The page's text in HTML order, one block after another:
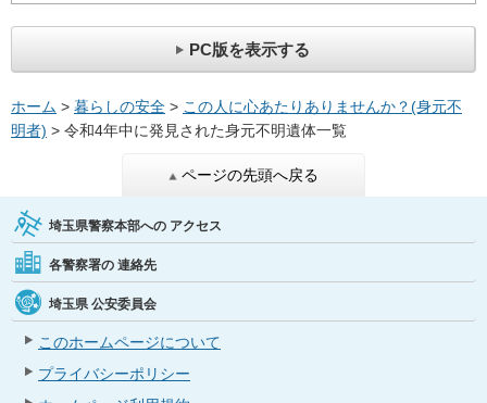
PC版を表示する
ホーム > 暮らしの安全 > この人に心あたりありませんか？(身元不
明者) > 令和4年中に発見された身元不明遺体一覧
ページの先頭へ戻る
埼玉県警察本部への アクセス
各警察署の 連絡先
埼玉県 公安委員会
このホームページについて
プライバシーポリシー